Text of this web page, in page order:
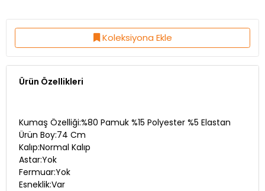
Koleksiyona Ekle
Ürün Özellikleri
Kumaş Özelliği:%80 Pamuk %15 Polyester %5 Elastan
Ürün Boy:74 Cm
Kalıp:Normal Kalıp
Astar:Yok
Fermuar:Yok
Esneklik:Var